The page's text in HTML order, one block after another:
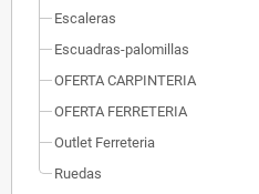
Escaleras
Escuadras-palomillas
OFERTA CARPINTERIA
OFERTA FERRETERIA
Outlet Ferreteria
Ruedas